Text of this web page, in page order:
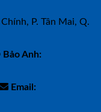
P. Tân Mai, Q.
Bảo Anh:
Email: